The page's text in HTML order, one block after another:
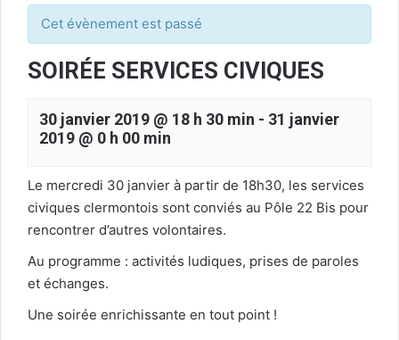
Cet évènement est passé
SOIRÉE SERVICES CIVIQUES
30 janvier 2019 @ 18 h 30 min - 31 janvier
2019 @ 0 h 00 min
Le mercredi 30 janvier à partir de 18h30, les services
civiques clermontois sont conviés au Pôle 22 Bis pour
rencontrer d’autres volontaires.
Au programme : activités ludiques, prises de paroles
et échanges.
Une soirée enrichissante en tout point !